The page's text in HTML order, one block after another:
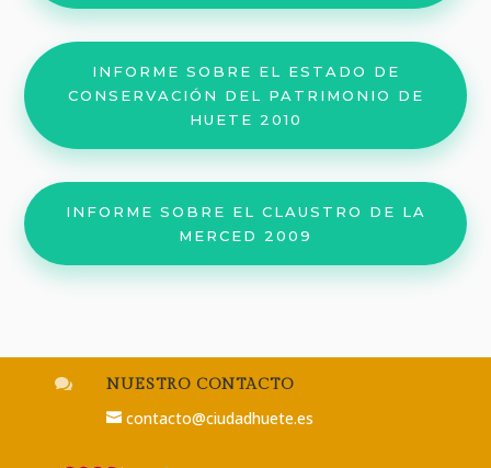
INFORME SOBRE EL ESTADO DE
CONSERVACIÓN DEL PATRIMONIO DE
HUETE 2010
INFORME SOBRE EL CLAUSTRO DE LA
MERCED 2009
 NUESTRO CONTACTO
contacto@ciudadhuete.es